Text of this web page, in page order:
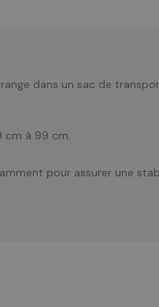
dans un sac de
cm à 99 cm.
pour assurer une